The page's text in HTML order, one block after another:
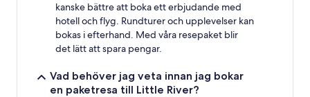
kanske bättre att boka ett erbjudande med
hotell och flyg. Rundturer och upplevelser kan
bokas i efterhand. Med våra resepaket blir
det lätt att spara pengar.
Vad behöver jag veta innan jag bokar
en paketresa till Little River?